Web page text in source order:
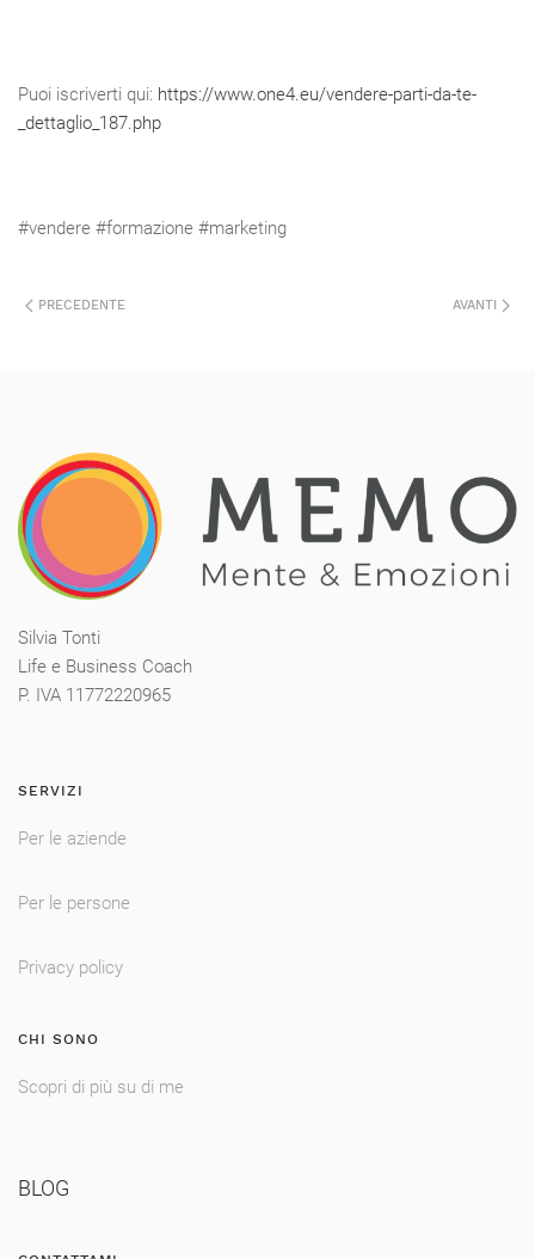
Puoi iscriverti qui: https://www.one4.eu/vendere-parti-da-te-
_dettaglio_187.php
#vendere #formazione #marketing
PRECEDENTE AVANTI
Silvia Tonti
Life e Business Coach
P. IVA 11772220965
SERVIZI
Per le aziende
Per le persone
Privacy policy
CHI SONO
Scopri di più su di me
BLOG